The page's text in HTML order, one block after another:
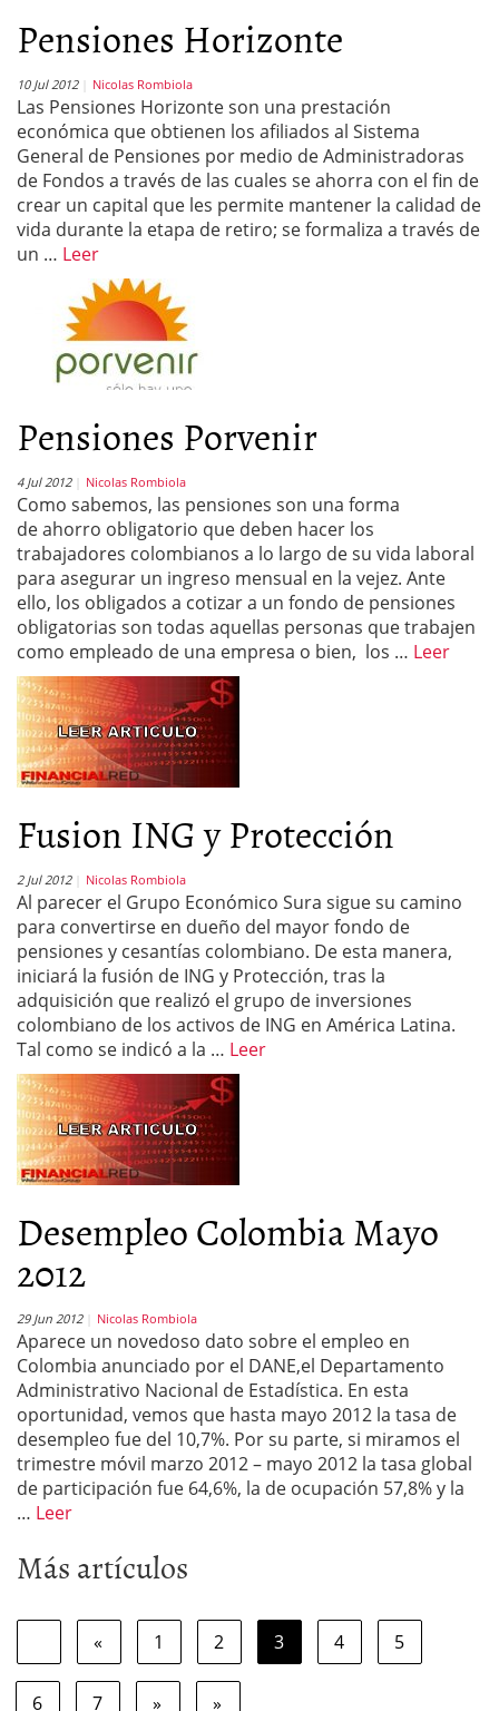
Pensiones Horizonte
10 Jul 2012 Nicolas Rombiola
Las Pensiones Horizonte son una prestación
económica que obtienen los afiliados al Sistema
General de Pensiones por medio de Administradoras
de Fondos a través de las cuales se ahorra con el fin de
crear un capital que les permite mantener la calidad de
vida durante la etapa de retiro; se formaliza a través de
un … Leer
Pensiones Porvenir
4 Jul 2012 Nicolas Rombiola
Como sabemos, las pensiones son una forma
de ahorro obligatorio que deben hacer los
trabajadores colombianos a lo largo de su vida laboral
para asegurar un ingreso mensual en la vejez. Ante
ello, los obligados a cotizar a un fondo de pensiones
obligatorias son todas aquellas personas que trabajen
como empleado de una empresa o bien, los … Leer
Fusion ING y Protección
2 Jul 2012 Nicolas Rombiola
Al parecer el Grupo Económico Sura sigue su camino
para convertirse en dueño del mayor fondo de
pensiones y cesantías colombiano. De esta manera,
iniciará la fusión de ING y Protección, tras la
adquisición que realizó el grupo de inversiones
colombiano de los activos de ING en América Latina.
Tal como se indicó a la … Leer
Desempleo Colombia Mayo
2012
29 Jun 2012 Nicolas Rombiola
Aparece un novedoso dato sobre el empleo en
Colombia anunciado por el DANE,el Departamento
Administrativo Nacional de Estadística. En esta
oportunidad, vemos que hasta mayo 2012 la tasa de
desempleo fue del 10,7%. Por su parte, si miramos el
trimestre móvil marzo 2012 – mayo 2012 la tasa global
de participación fue 64,6%, la de ocupación 57,8% y la
… Leer
Más artículos
« 1 2 3 4 5
6 7 » »